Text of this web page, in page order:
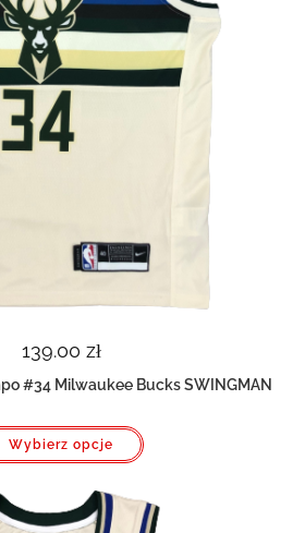
139.00 zł
#34 Milwaukee Bucks SWINGMAN
Wybierz opcje
produkt
Opcje
można